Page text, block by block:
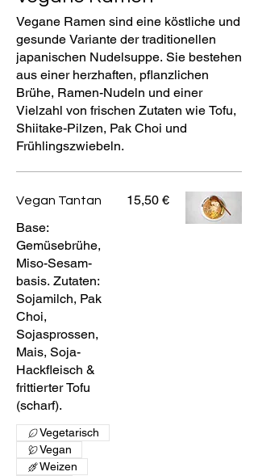
Vegane Ramen sind eine köstliche und
gesunde Variante der traditionellen
japanischen Nudelsuppe. Sie bestehen
aus einer herzhaften, pflanzlichen
Brühe, Ramen-Nudeln und einer
Vielzahl von frischen Zutaten wie Tofu,
Shiitake-Pilzen, Pak Choi und
Frühlingszwiebeln.
Vegan Tantan
Base:
Gemüsebrühe,
Miso-Sesam-
basis. Zutaten:
Sojamilch, Pak
Choi,
Sojasprossen,
Mais, Soja-
Hackfleisch &
frittierter Tofu
(scharf).
15,50 €
Vegetarisch
Vegan
Weizen